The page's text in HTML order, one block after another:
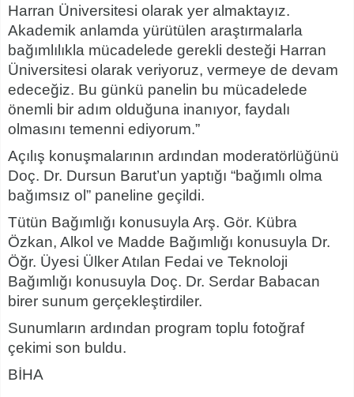
Harran Üniversitesi olarak yer almaktayız.
Akademik anlamda yürütülen araştırmalarla
bağımlılıkla mücadelede gerekli desteği Harran
Üniversitesi olarak veriyoruz, vermeye de devam
edeceğiz. Bu günkü panelin bu mücadelede
önemli bir adım olduğuna inanıyor, faydalı
olmasını temenni ediyorum.”
Açılış konuşmalarının ardından moderatörlüğünü
Doç. Dr. Dursun Barut’un yaptığı “bağımlı olma
bağımsız ol” paneline geçildi.
Tütün Bağımlığı konusuyla Arş. Gör. Kübra
Özkan, Alkol ve Madde Bağımlığı konusuyla Dr.
Öğr. Üyesi Ülker Atılan Fedai ve Teknoloji
Bağımlığı konusuyla Doç. Dr. Serdar Babacan
birer sunum gerçekleştirdiler.
Sunumların ardından program toplu fotoğraf
çekimi son buldu.
BİHA